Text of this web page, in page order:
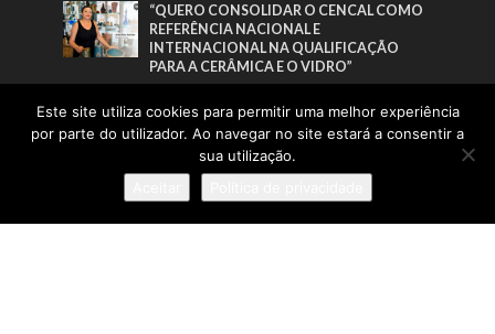
“QUERO CONSOLIDAR O CENCAL COMO
REFERÊNCIA NACIONAL E
INTERNACIONAL NA QUALIFICAÇÃO
PARA A CERÂMICA E O VIDRO”
Pesquisa
Este site utiliza cookies para permitir uma melhor experiência
por parte do utilizador. Ao navegar no site estará a consentir a
sua utilização.